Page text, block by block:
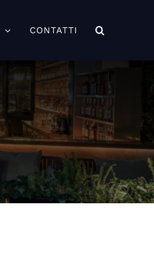
CONTATTI